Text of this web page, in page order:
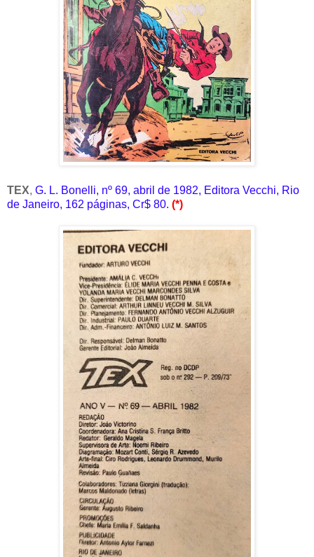
TEX, G. L. Bonelli, nº 69, abril de 1982, Editora Vecchi, Rio
de Janeiro, 162 páginas, Cr$ 80. (*)